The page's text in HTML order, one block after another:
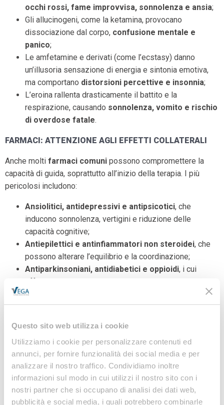
Questo sito web utilizza i cookie
Utilizziamo i cookie per personalizzare contenuti ed
annunci, per fornire funzionalità dei social media e per
analizzare il nostro traffico. Condividiamo inoltre
informazioni sul modo in cui utilizzi il nostro sito con i
nostri partner che si occupano di analisi dei dati web,
pubblicità e social media, i quali potrebbero combinarle
occhi rossi, fame improvvisa, sonnolenza e ansia;
Gli allucinogeni, come la ketamina, provocano
dissociazione dal corpo, confusione mentale e
panico;
Le amfetamine e derivati (come l’ecstasy) danno
un’illusoria sensazione di energia e sintonia emotiva,
ma comportano distorsioni percettive e insonnia;
L’eroina rallenta drasticamente il battito e la
respirazione, causando sonnolenza, vomito e rischio
di overdose fatale.
FARMACI: ATTENZIONE AGLI EFFETTI COLLATERALI
Anche molti farmaci comuni possono compromettere la
capacità di guida, soprattutto all’inizio della terapia. I più
pericolosi includono:
Ansiolitici, antidepressivi e antipsicotici, che
inducono sonnolenza, vertigini e riduzione delle
capacità cognitive;
Antiepilettici e antinfiammatori non steroidei, che
possono alterare l’equilibrio e la coordinazione;
Antiparkinsoniani, antidiabetici e oppioidi, i cui
effetti collaterali possono includere
coscienza, ipoglicemia e allucinazioni
foglietto illustrativo e di chiedere consiglio al medico o al
farmacista prima di mettersi alla guida se si è sotto terapia
farmacologica.
CODICE DELLA STRADA E RESPONSABILITÀ
Codice della Stradaprevede sanzioni severe per chi si